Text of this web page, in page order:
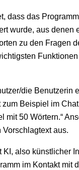
dass das
wurde, aus denen
zu den Fragen
die Benutzerin
Beispiel im
mit 50 Wörtern.“
aus.
KI, also künstlicher
im Kontakt mit